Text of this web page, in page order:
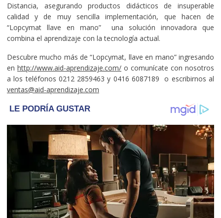
Distancia, asegurando productos didácticos de insuperable
calidad y de muy sencilla implementación, que hacen de
“Lopcymat llave en mano” una solución innovadora que
combina el aprendizaje con la tecnología actual.
Descubre mucho más de “Lopcymat, llave en mano” ingresando
en http://www.aid-aprendizaje.com/o comunícate con nosotros
a los teléfonos 0212 2859463 y 0416 6087189 o escribirnos al
ventas@aid-aprendizaje.com